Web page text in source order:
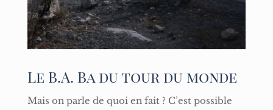
Le B.A. Ba du tour du monde
Mais on parle de quoi en fait ? C’est possible